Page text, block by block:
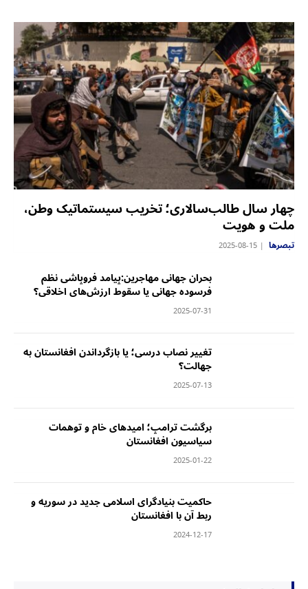
چهار سال طالب‌سالاری؛ تخریب سیستماتیک وطن،
ملت و هویت
تبصرها 2025-08-15
بحران جهانی مهاجرین:‏پیامد فروپاشی نظم
فرسوده جهانی یا سقوط ارزش‌های اخلاقی؟
2025-07-31
‏تغییر نصاب درسی؛ یا بازگرداندن افغانستان به
جهالت؟
2025-07-13
‏برگشت ترامپ؛ امید‌های خام و توهمات
سیاسیون افغانستان
2025-01-22
‏حاکمیت بنیادگرای اسلامی جدید در سوریه و
ربط آن با افغانستان
2024-12-17